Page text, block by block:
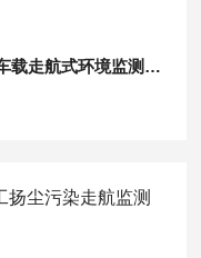
OSEN-AQMS化工制品厂空气评估车载走航式环境监测系统